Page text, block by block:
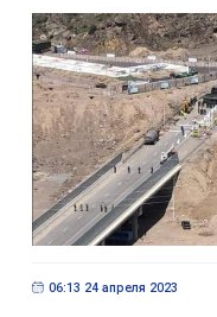
06:13 24 апреля 2023